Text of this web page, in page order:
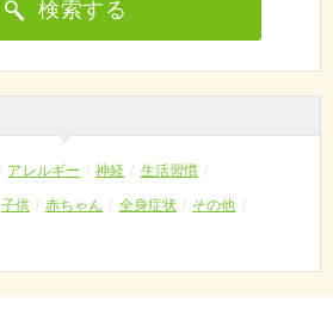
検索する
アレルギー 神経 生活習慣
子供 赤ちゃん 全身症状 その他